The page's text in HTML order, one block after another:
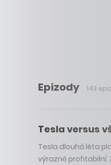
Epizody 143
Tesla versus
Tesla dlouhá léta
výrazně profitabilní.